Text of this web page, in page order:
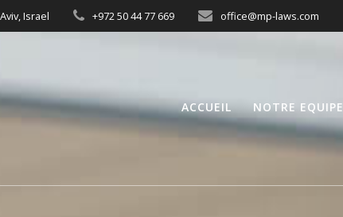
Israel +972 50 44 77 669 office@mp-laws.com
ACCUEIL NOTRE EQUIPE